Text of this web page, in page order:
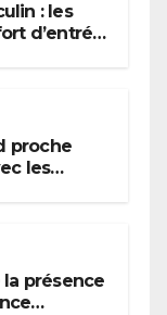
: les
d’entrée
proche
les
la présence